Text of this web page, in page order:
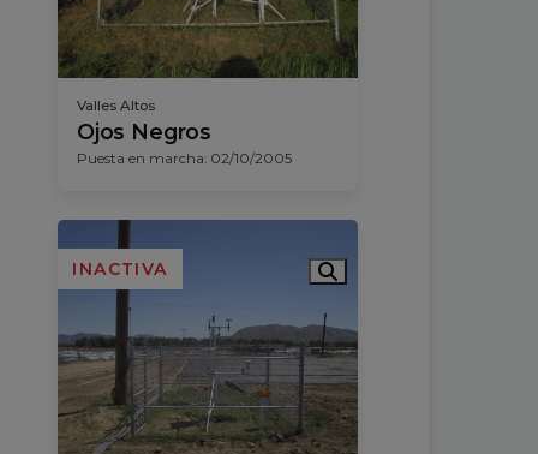
Valles Altos
Ojos Negros
Puesta en marcha: 02/10/2005
INACTIVA